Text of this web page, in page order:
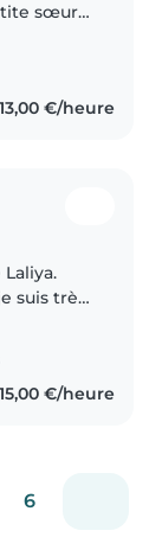
sœur
de
avec
13,00 €/heure
suis très
un Bac
15,00 €/heure
6